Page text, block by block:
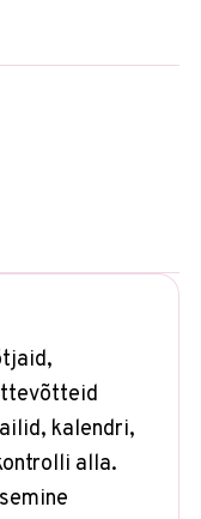
kalendri,
alla.